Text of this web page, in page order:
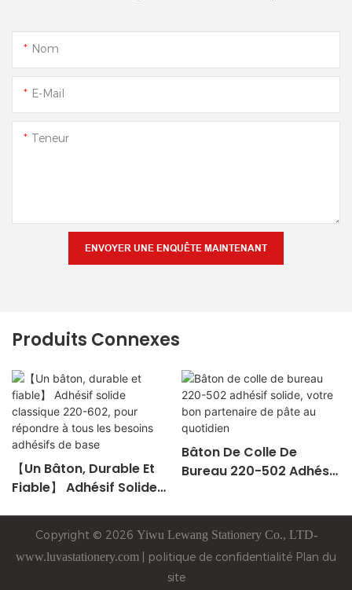
Nom
E-Mail
Teneur
ENVOYER UNE ENQUÊTE MAINTENANT
Produits Connexes
【Un Bâton, Durable Et
Fiable】 Adhésif Solide
Besoins Adhésifs De
Base
Bâton De Colle De
Bureau 220-502 Adhésif
Quotidien
Copyright © 2026 Yiwu Lewang Stationery Co., LTD-
www.luvastationery.com
politique de confidentialité Plan du
site